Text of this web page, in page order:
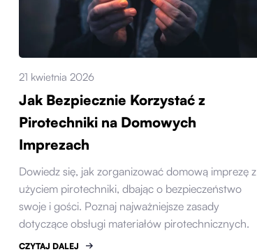
21 kwietnia 2026
Jak Bezpiecznie Korzystać z
Pirotechniki na Domowych
Imprezach
Dowiedz się, jak zorganizować domową imprezę z
użyciem pirotechniki, dbając o bezpieczeństwo
swoje i gości. Poznaj najważniejsze zasady
dotyczące obsługi materiałów pirotechnicznych.
CZYTAJ DALEJ